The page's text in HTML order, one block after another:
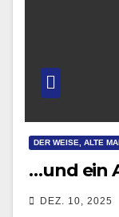
DER WEISE, ALTE
…und ein
DEZ. 10, 2025